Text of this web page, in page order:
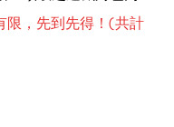
限，先到先得！(共計